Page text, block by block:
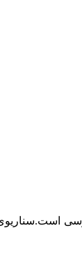
روسی